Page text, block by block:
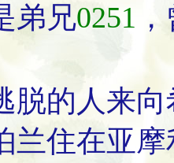
弟兄0251
脱的人来
兰住在亚